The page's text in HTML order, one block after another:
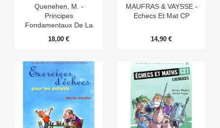
Quenehen, M. -
Principes
Fondamentaux De La
18,00 €
MAUFRAS & VAYSSE -
Echecs Et Mat CP
14,90 €